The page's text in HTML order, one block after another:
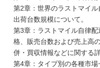
第2章：世界のラストマイ
出荷台数規模について。
第3章：ラストマイル自律
格、販売台数および売上高
併・買収情報などに関する
第4章：タイプ別の各種市